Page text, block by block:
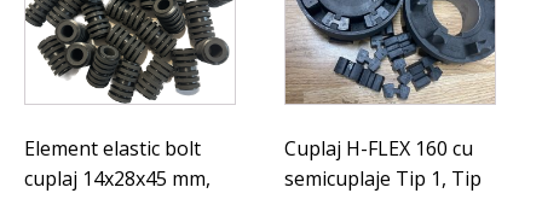
Element elastic bolt
cuplaj 14x28x45 mm,
Cuplaj H-FLEX 160 cu
semicuplaje Tip 1, Tip